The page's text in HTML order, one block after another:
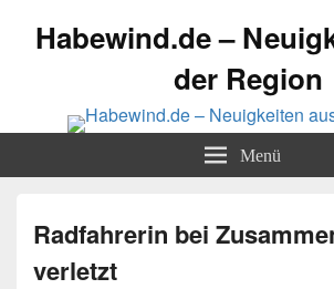
Habewind.de –
der Region
Menü
Radfahrerin bei
verletzt